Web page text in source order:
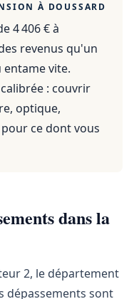
À DOUSSARD
4 406 €à
revenus qu'un
vite.
: couvrir
optique,
ce dont vous
dans la
2, le département
dépassements sont